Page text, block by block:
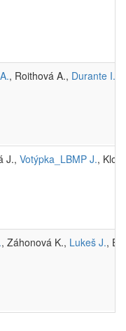
, Roithová A., Durante I.
J., Votýpka_LBMP J.,
, Záhonová K., Lukeš J.,